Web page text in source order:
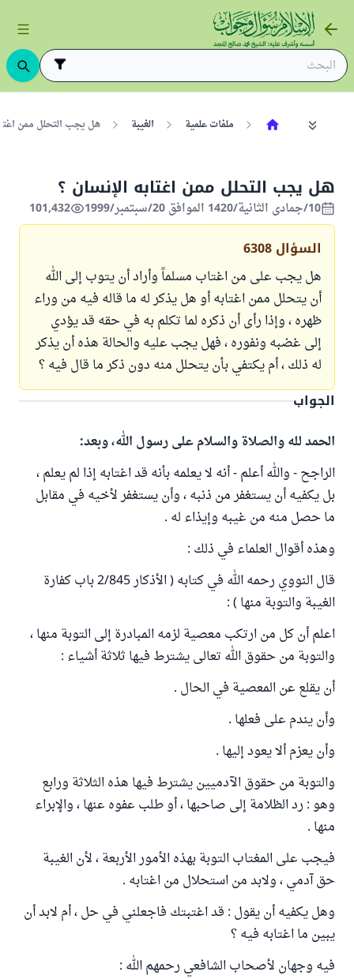
ملفات علمية الغيبة هل يجب التحلل ممن
هل يجب التحلل ممن اغتابه الإنسان ؟
10/جمادى الثانية/1420 الموافق 20/سبتمبر/1999 101,432
السؤال 6308
هل يجب على من اغتاب مسلماً وأراد أن يتوب إلى الله
أن يتحلل ممن اغتابه أو هل يذكر له ما قاله فيه من وراء
ظهره ، وإذا رأى أن ذكره لما تكلم به في حقه قد يؤدي
إلى غضبه ونفوره ، فهل يجب عليه والحالة هذه أن يذكر
له ذلك ، أم يكتفي بأن يتحلل منه دون ذكر ما قال فيه ؟
الجواب
الحمد لله والصلاة والسلام على رسول الله، وبعد:
الراجح - والله أعلم - أنه لا يعلمه بأنه قد اغتابه إذا لم يعلم ،
بل يكفيه أن يستغفر من ذنبه ، وأن يستغفر لأخيه في مقابل
ما حصل منه من غيبه وإيذاء له .
وهذه أقوال العلماء في ذلك :
قال النووي رحمه الله في كتابه ( الأذكار 2/845 باب كفارة
الغيبة والتوبة منها ) :
اعلم أن كل من ارتكب معصية لزمه المبادرة إلى التوبة منها ،
والتوبة من حقوق الله تعالى يشترط فيها ثلاثة أشياء :
أن يقلع عن المعصية في الحال .
وأن يندم على فعلها .
وأن يعزم ألا يعود إليها .
والتوبة من حقوق الآدميين يشترط فيها هذه الثلاثة ورابع
وهو : رد الظلامة إلى صاحبها ، أو طلب عفوه عنها ، والإبراء
منها .
فيجب على المغتاب التوبة بهذه الأمور الأربعة ، لأن الغيبة
حق آدمي ، ولابد من استحلال من اغتابه .
وهل يكفيه أن يقول : قد اغتبتك فاجعلني في حل ، أم لابد أن
يبين ما اغتابه فيه ؟
فيه وجهان لأصحاب الشافعي رحمهم الله :